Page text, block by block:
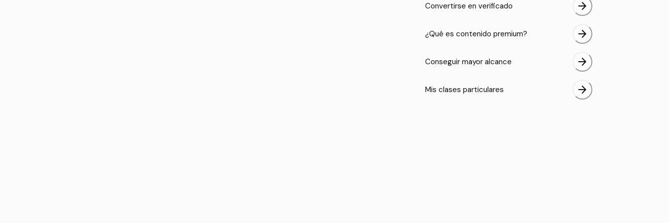
Convertirse en verificado arrow_forward
¿Qué es contenido premium? arrow_forward
Conseguir mayor alcance arrow_forward
Mis clases particulares arrow_forward